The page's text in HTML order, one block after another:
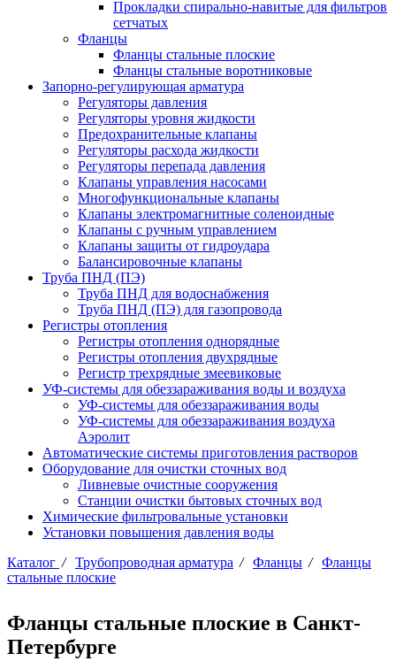
Прокладки спирально-навитые для фильтров
сетчатых
Фланцы
Фланцы стальные плоские
Фланцы стальные воротниковые
Запорно-регулирующая арматура
Регуляторы давления
Регуляторы уровня жидкости
Предохранительные клапаны
Регуляторы расхода жидкости
Регуляторы перепада давления
Клапаны управления насосами
Многофункциональные клапаны
Клапаны электромагнитные соленоидные
Клапаны с ручным управлением
Клапаны защиты от гидроудара
Балансировочные клапаны
Труба ПНД (ПЭ)
Труба ПНД для водоснабжения
Труба ПНД (ПЭ) для газопровода
Регистры отопления
Регистры отопления однорядные
Регистры отопления двухрядные
Регистр трехрядные змеевиковые
УФ-системы для обеззараживания воды и воздуха
УФ-системы для обеззараживания воды
УФ-системы для обеззараживания воздуха
Аэролит
Автоматические системы приготовления растворов
Оборудование для очистки сточных вод
Ливневые очистные сооружения
Станции очистки бытовых сточных вод
Химические фильтровальные установки
Установки повышения давления воды
Каталог / Трубопроводная арматура / Фланцы / Фланцы
стальные плоские
Фланцы стальные плоские в Санкт-
Петербурге